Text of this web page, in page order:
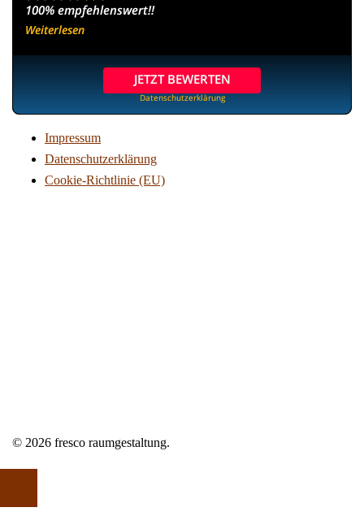
100% empfehlenswert!!
Weiterlesen
JETZT BEWERTEN
Datenschutzerklärung
Impressum
Datenschutzerklärung
Cookie-Richtlinie (EU)
© 2026 fresco raumgestaltung.